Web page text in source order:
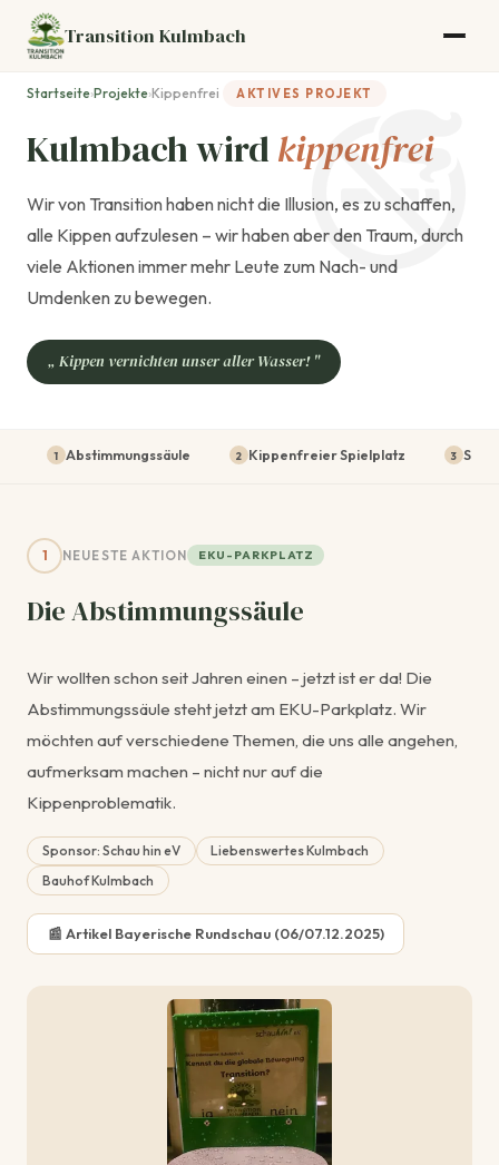
Transition Kulmbach
Startseite›Projekte›Kippenfrei AKTIVES PROJEKT
Kulmbach wird kippenfrei
Wir von Transition haben nicht die Illusion, es zu schaffen,
alle Kippen aufzulesen – wir haben aber den Traum, durch
viele Aktionen immer mehr Leute zum Nach- und
Umdenken zu bewegen.
„ Kippen vernichten unser aller Wasser! "
1 Abstimmungssäule 2 Kippenfreier Spielplatz 3
1 NEUESTE AKTION EKU-PARKPLATZ
Die Abstimmungssäule
Wir wollten schon seit Jahren einen – jetzt ist er da! Die
Abstimmungssäule steht jetzt am EKU-Parkplatz. Wir
möchten auf verschiedene Themen, die uns alle angehen,
aufmerksam machen – nicht nur auf die
Kippenproblematik.
Sponsor: Schau hin eV
Liebenswertes Kulmbach
Bauhof Kulmbach
📰 Artikel Bayerische Rundschau (06/07.12.2025)